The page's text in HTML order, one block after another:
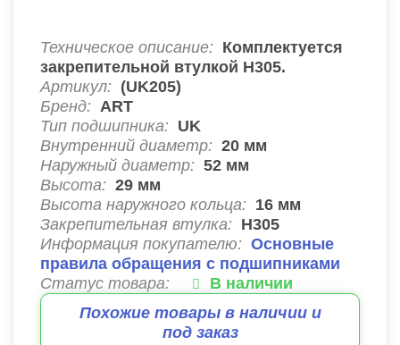
Техническое описание: Комплектуется
закрепительной втулкой H305.
Артикул: (UK205)
Бренд: ART
Тип подшипника: UK
Внутренний диаметр: 20 мм
Наружный диаметр: 52 мм
Высота: 29 мм
Высота наружного кольца: 16 мм
Закрепительная втулка: H305
Информация покупателю: Основные
правила обращения с подшипниками
Статус товара:
В наличии
Похожие товары в наличии и
под заказ